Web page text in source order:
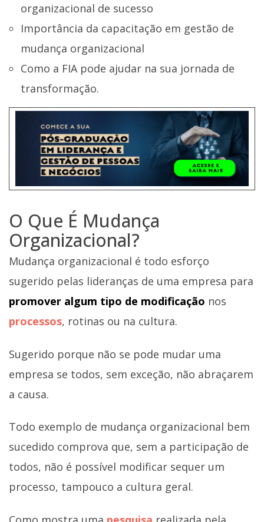
organizacional de sucesso
Importância da capacitação em gestão de
mudança organizacional
Como a FIA pode ajudar na sua jornada de
transformação.
O Que É Mudança
Organizacional?
Mudança organizacional é todo esforço
sugerido pelas lideranças de uma empresa para
promover algum tipo de modificação nos
processos, rotinas ou na cultura.
Sugerido porque não se pode mudar uma
empresa se todos, sem exceção, não abraçarem
a causa.
Todo exemplo de mudança organizacional bem
sucedido comprova que, sem a participação de
todos, não é possível modificar sequer um
processo, tampouco a cultura geral.